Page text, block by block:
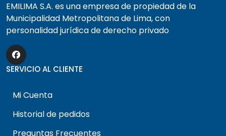
EMILIMA S.A. es una empresa de propiedad de la
Municipalidad Metropolitana de Lima, con
personalidad jurídica de derecho privado
SERVICIO AL CLIENTE
Mi Cuenta
Historial de pedidos
Preguntas Frecuentes